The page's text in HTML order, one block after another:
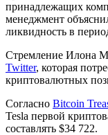
принадлежащих
менеджмент
ликвидность в
Стремление Илона
Twitter, которая
криптовалютных
Согласно Bitcoin
Tesla первой
составлять $34 722.